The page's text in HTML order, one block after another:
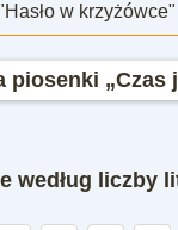
w
piosenki „Czas
według liczby